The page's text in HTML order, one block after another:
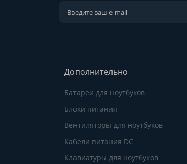
Дополнительно
Батареи для ноутбуков
Блоки питания
Вентиляторы для ноутбуков
Кабели питания DC
Клавиатуры для ноутбуков